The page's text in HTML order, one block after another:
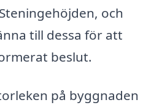
och
till dessa för att
beslut.
på byggnaden